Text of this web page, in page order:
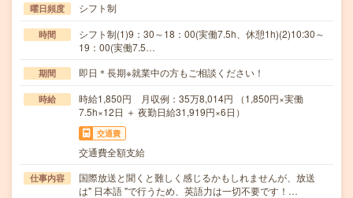
曜日頻度 シフト制
時間
シフト制(1)9：30～18：00(実働7.5h、休憩1h)(2)10:30～
19：00(実働7.5…
期間 即日＊長期※就業中の方もご相談ください！
時給
時給1,850円 月収例：35万8,014円 （1,850円×実働
7.5h×12日 ＋ 夜勤日給31,919円×6日）
交通費
交通費全額支給
仕事内容
国際放送と聞くと難しく感じるかもしれませんが、放送
は" 日本語 "で行うため、英語力は一切不要です！…